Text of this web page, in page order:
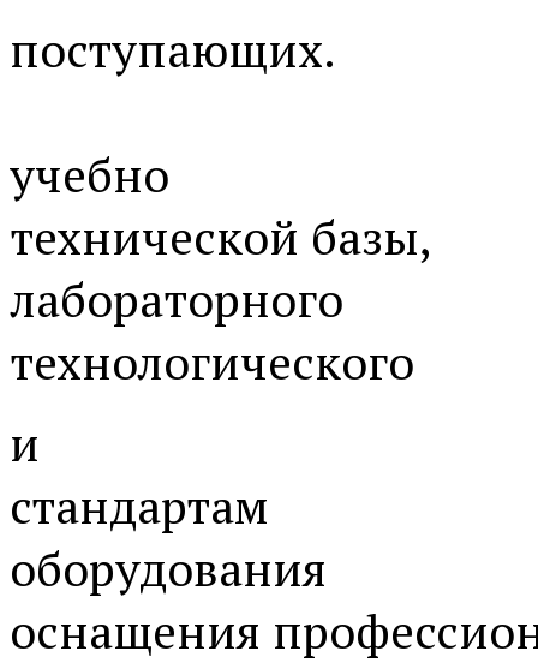
поступающих.
учебно­
технической базы,
лабораторного
технологического
и
стандартам
оборудования
оснащения